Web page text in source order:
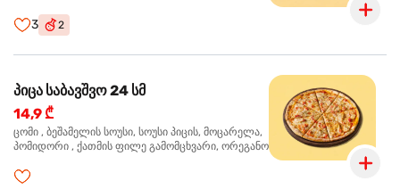
3 2
პიცა საბავშვო 24 სმ
14,9 ₾
ცომი , ბეშამელის სოუსი, სოუსი პიცის, მოცარელა,
პომიდორი , ქათმის ფილე გამომცხვარი, ორეგანო